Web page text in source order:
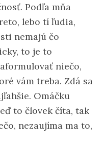
Podľa mňa
lebo tí ľudia,
nemajú čo
to je to
niečo,
vám treba. Zdá sa
Omáčku
to človek číta, tak
nezaujíma ma to,